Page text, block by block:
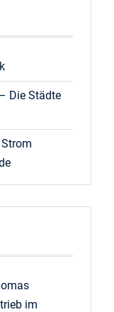
Die Städte
im